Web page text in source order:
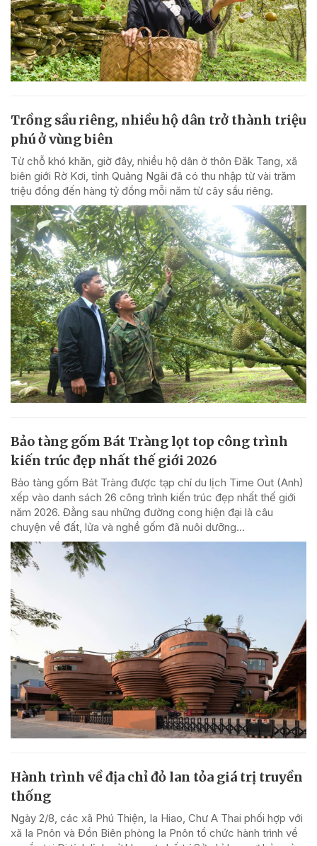
Trồng sầu riêng, nhiều hộ dân trở thành triệu
phú ở vùng biên
Từ chỗ khó khăn, giờ đây, nhiều hộ dân ở thôn Đăk Tang, xã
biên giới Rờ Kơi, tỉnh Quảng Ngãi đã có thu nhập từ vài trăm
triệu đồng đến hàng tỷ đồng mỗi năm từ cây sầu riêng.
Bảo tàng gốm Bát Tràng lọt top công trình
kiến trúc đẹp nhất thế giới 2026
Bảo tàng gốm Bát Tràng được tạp chí du lịch Time Out (Anh)
xếp vào danh sách 26 công trình kiến trúc đẹp nhất thế giới
năm 2026. Đằng sau những đường cong hiện đại là câu
chuyện về đất, lửa và nghề gốm đã nuôi dưỡng...
Hành trình về địa chỉ đỏ lan tỏa giá trị truyền
thống
Ngày 2/8, các xã Phú Thiện, Ia Hiao, Chư A Thai phối hợp với
xã Ia Pnôn và Đồn Biên phòng Ia Pnôn tổ chức hành trình về